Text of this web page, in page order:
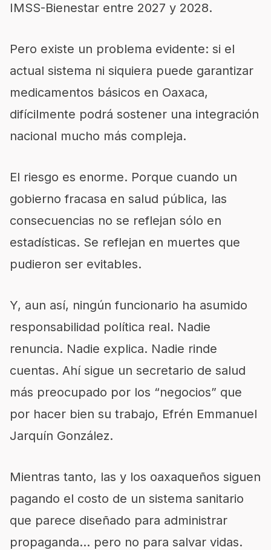
IMSS-Bienestar entre 2027 y 2028.
Pero existe un problema evidente: si el
actual sistema ni siquiera puede garantizar
medicamentos básicos en Oaxaca,
difícilmente podrá sostener una integración
nacional mucho más compleja.
El riesgo es enorme. Porque cuando un
gobierno fracasa en salud pública, las
consecuencias no se reflejan sólo en
estadísticas. Se reflejan en muertes que
pudieron ser evitables.
Y, aun así, ningún funcionario ha asumido
responsabilidad política real. Nadie
renuncia. Nadie explica. Nadie rinde
cuentas. Ahí sigue un secretario de salud
más preocupado por los “negocios” que
por hacer bien su trabajo, Efrén Emmanuel
Jarquín González.
Mientras tanto, las y los oaxaqueños siguen
pagando el costo de un sistema sanitario
que parece diseñado para administrar
propaganda… pero no para salvar vidas.